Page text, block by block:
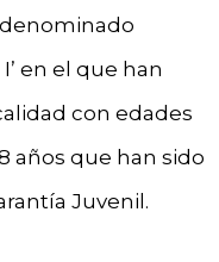
en el que han
con edades
años que han sido
Juvenil.